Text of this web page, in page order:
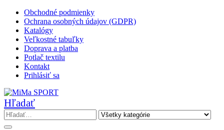
Obchodné podmienky
Ochrana osobných údajov (GDPR)
Katalógy
Veľkostné tabuľky
Doprava a platba
Potlač textilu
Kontakt
Prihlásiť sa
Hľadať